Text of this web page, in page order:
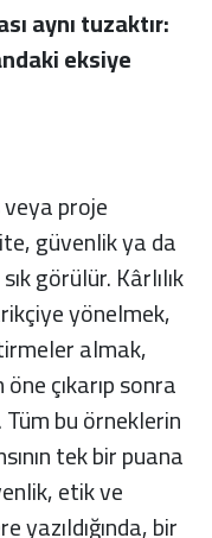
aynı tuzaktır:
eksiye
proje
güvenlik ya da
görülür. Kârlılık
yönelmek,
almak,
çıkarıp sonra
bu örneklerin
tek bir puana
etik ve
bir